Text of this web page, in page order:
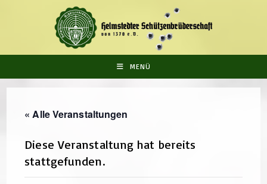
MENÜ
« Alle Veranstaltungen
Diese Veranstaltung hat bereits
stattgefunden.